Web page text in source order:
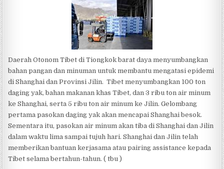
Daerah Otonom Tibet di Tiongkok barat daya menyumbangkan
bahan pangan dan minuman untuk membantu mengatasi epidemi
di Shanghai dan Provinsi Jilin. Tibet menyumbangkan 100 ton
daging yak, bahan makanan khas Tibet, dan 3 ribu ton air minum
ke Shanghai, serta 5 ribu ton air minum ke Jilin. Gelombang
pertama pasokan daging yak akan mencapai Shanghai besok.
Sementara itu, pasokan air minum akan tiba di Shanghai dan Jilin
dalam waktu lima sampai tujuh hari. Shanghai dan Jilin telah
memberikan bantuan kerjasama atau pairing assistance kepada
Tibet selama bertahun-tahun. ( tbu )